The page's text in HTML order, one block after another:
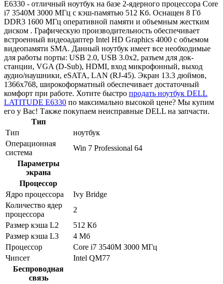
E6330 - отличный ноутбук на базе 2-ядерного процессора Core
i7 3540M 3000 МГц с кэш-памятью 512 Кб. Оснащен 8 Гб
DDR3 1600 МГц оперативной памяти и объемным жестким
диском . Графическую производительность обеспечивает
встроенный видеоадаптер Intel HD Graphics 4000 с объемом
видеопамяти SMA. Данный ноутбук имеет все необходимые
для работы порты: USB 2.0, USB 3.0x2, разъем для док-
станции, VGA (D-Sub), HDMI, вход микрофонный, выход
аудио/наушники, eSATA, LAN (RJ-45). Экран 13.3 дюймов,
1366x768, широкоформатный обеспечивает достаточный
комфорт при работе. Хотите быстро продать ноутбук DELL
LATITUDE E6330 по максимально высокой цене? Мы купим
его у Вас! Также покупаем неисправные DELL на запчасти.
Тип
Тип
ноутбук
Операционная
система
Win 7 Professional 64
Параметры
экрана
Процессор
Ядро процессора
Ivy Bridge
Количество ядер
процессора
2
Размер кэша L2
512 Кб
Размер кэша L3
4 Мб
Процессор
Core i7 3540M 3000 МГц
Чипсет
Intel QM77
Беспроводная
связь